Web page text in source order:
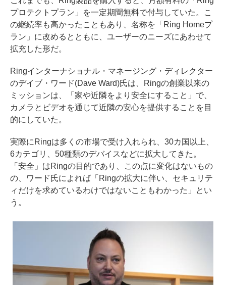
プロテクトプラン」を一定期間無料で付与していた。こ
の継続率も高かったこともあり、名称を「Ring Homeプ
ラン」に改めるとともに、ユーザーのニーズにあわせて
拡充した形だ。
Ringインターナショナル・マネージング・ディレクター
のデイブ・ワード(Dave Ward)氏は、Ringの創業以来の
ミッションは、「家や近隣をより安全にすること」で、
カメラとビデオを通じて近隣の安心を提供することを目
的にしていた。
実際にRingは多くの市場で受け入れられ、30カ国以上、
6カテゴリ、50種類のデバイスなどに拡大してきた。
「安全」はRingの目的であり、この点に変化はないもの
の、ワード氏によれば「Ringの拡大に伴い、セキュリテ
ィだけを求めているわけではないこともわかった」とい
う。